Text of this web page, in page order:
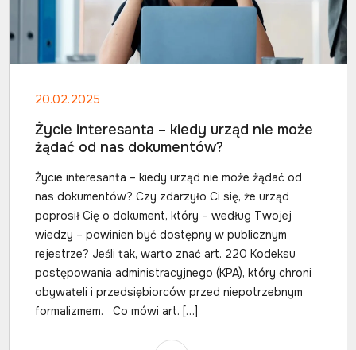
20.02.2025
Życie interesanta – kiedy urząd nie może
żądać od nas dokumentów?
Życie interesanta – kiedy urząd nie może żądać od
nas dokumentów? Czy zdarzyło Ci się, że urząd
poprosił Cię o dokument, który – według Twojej
wiedzy – powinien być dostępny w publicznym
rejestrze? Jeśli tak, warto znać art. 220 Kodeksu
postępowania administracyjnego (KPA), który chroni
obywateli i przedsiębiorców przed niepotrzebnym
formalizmem. Co mówi art. […]